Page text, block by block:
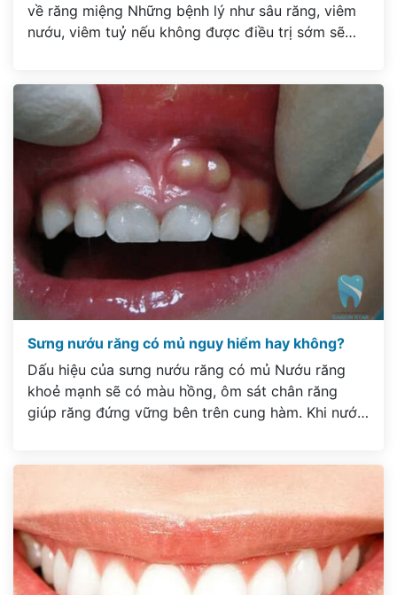
về răng miệng Những bệnh lý như sâu răng, viêm
nướu, viêm tuỷ nếu không được điều trị sớm sẽ
và đúng […]
Sưng nướu răng có mủ nguy hiểm hay không?
Dấu hiệu của sưng nướu răng có mủ Nướu răng
khoẻ mạnh sẽ có màu hồng, ôm sát chân răng
giúp răng đứng vững bên trên cung hàm. Khi nướu